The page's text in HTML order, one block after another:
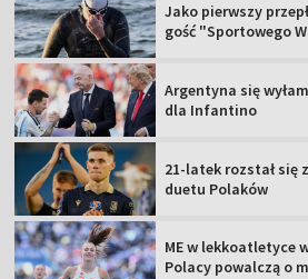
Jako pierwszy
gość "Sportowego
Argentyna się
dla Infantino
21-latek rozstał się
duetu Polaków
ME w lekkoatletyce
Polacy powalczą o